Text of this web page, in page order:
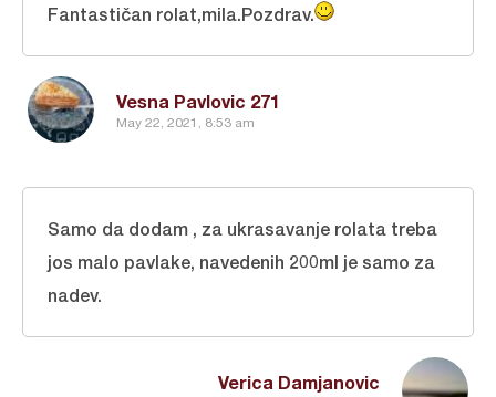
Vesna Pavlovic 271
May 22, 2021, 8:53 am
Fantastičan rolat,mila.Pozdrav.
Verica Damjanovic
Samo da dodam , za ukrasavanje rolata treba
jos malo pavlake, navedenih 200ml je samo za
nadev.